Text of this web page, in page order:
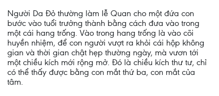
Người Da Ðỏ thường làm lễ Quan cho một đứa con
bước vào tuổi trưởng thành bằng cách đưa vào trong
một cái hang trống. Vào trong hang trống là vào cõi
huyền nhiệm, để con người vượt ra khỏi cái hộp không
gian và thời gian chật hẹp thường ngày, mà vươn tới
một chiều kích mới rộng mở. Ðó là chiều kích thư tư, chỉ
có thể thấy được bằng con mắt thứ ba, con mắt của
tâm.